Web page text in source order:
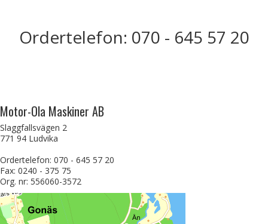
Ordertelefon: 070 - 645 57 20
Motor-Ola Maskiner AB
Slaggfallsvägen 2
771 94 Ludvika
Ordertelefon: 070 - 645 57 20
Fax: 0240 - 375 75
Org. nr: 556060-3572